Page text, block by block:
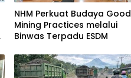
NHM Perkuat Budaya Good
Mining Practices melalui
Binwas Terpadu ESDM